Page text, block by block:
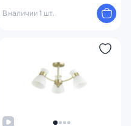
В наличии 1 шт.